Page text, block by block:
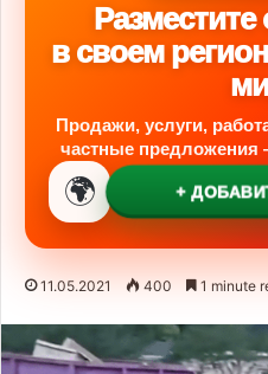
в своем
Продажи, услуги,
частные предложения
🌍 +
11.05.2021 400 1 minute